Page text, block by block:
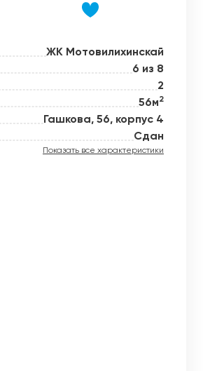
ЖК Мотовилихинскай
6 из 8
2
56м2
Гашкова, 56, корпус 4
Сдан
Показать все характеристики